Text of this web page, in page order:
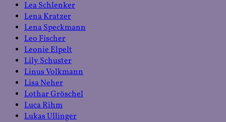
Lea Schlenker
Lena Kratzer
Lena Speckmann
Leo Fischer
Leonie Elpelt
Lily Schuster
Linus Volkmann
Lisa Neher
Lothar Gröschel
Luca Rihm
Lukas Ullinger